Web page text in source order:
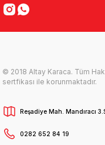
© 2018 Altay Karaca. Tüm
sertfikası ile korunmaktadır.
Reşadiye Mah. Mandıracı
0282 652 84 19